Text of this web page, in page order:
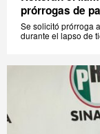
prórrogas de
Se solicitó prórroga
durante el lapso de